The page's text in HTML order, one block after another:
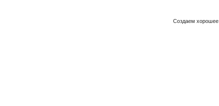
Создаем